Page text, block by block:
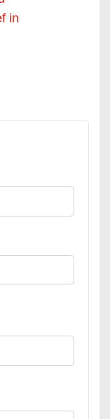
in